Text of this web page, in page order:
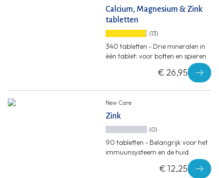
Calcium, Magnesium & Zink
tabletten
(13)
340 tabletten - Drie mineralen in
één tablet: voor botten en spieren
€ 26,95
New Care
Zink
(0)
90 tabletten - Belangrijk voor het
immuunsysteem en de huid
€ 12,25